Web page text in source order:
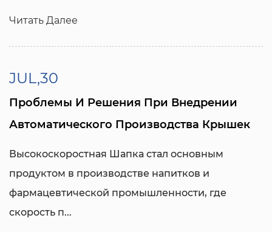
Читать Далее
JUL,30
Проблемы И Решения При Внедрении
Автоматического Производства Крышек
Высокоскоростная Шапка стал основным
продуктом в производстве напитков и
фармацевтической промышленности, где
скорость п...